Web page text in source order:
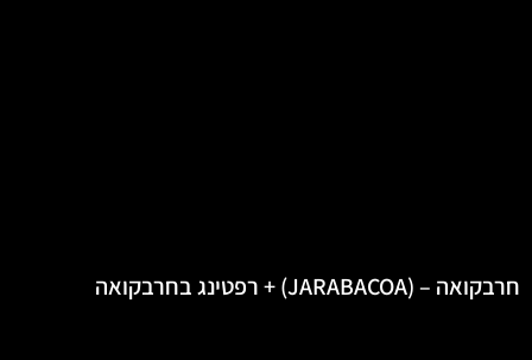
חרבקואה – (JARABACOA) + רפטינג בחרבקואה